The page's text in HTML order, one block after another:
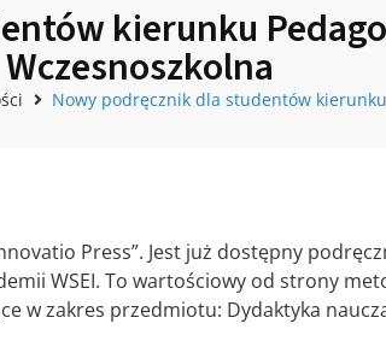
kierunku
Wczesnoszkolna
Nowy podręcznik dla studentów
Press”. Jest już dostępny
WSEI. To wartościowy od strony
w zakres przedmiotu: Dydaktyka